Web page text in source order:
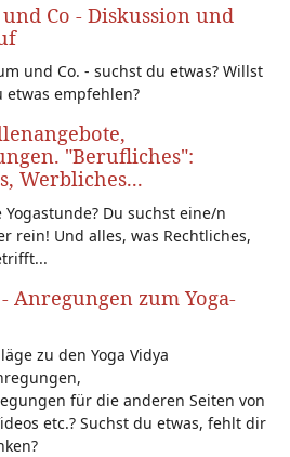
und Co - Diskussion und
und Co. - suchst du etwas? Willst
etwas empfehlen?
"Berufliches":
Werbliches...
Du suchst eine/n
rein! Und alles, was Rechtliches,
Anregungen zum Yoga-
zu den Yoga Vidya
für die anderen Seiten von
etc.? Suchst du etwas, fehlt dir